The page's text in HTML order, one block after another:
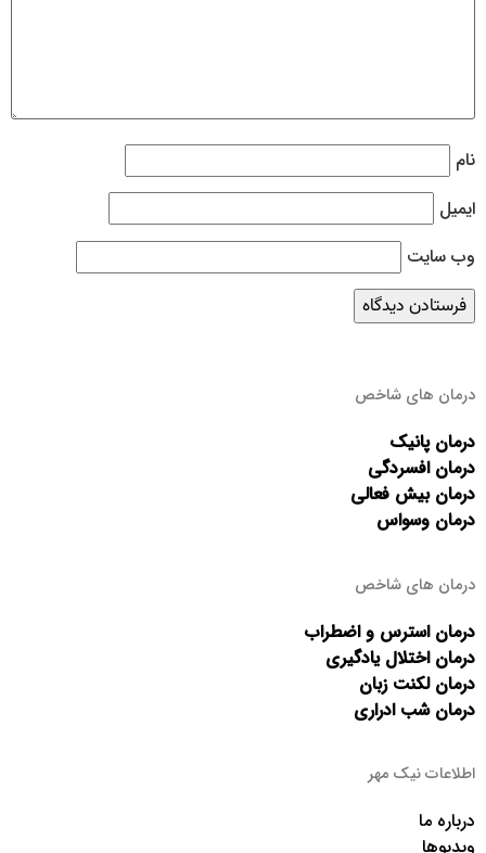
نام
ایمیل
وب‌ سایت
درمان های شاخص
درمان پانیک
درمان افسردگی
درمان بیش فعالی
درمان وسواس
درمان های شاخص
درمان استرس و اضطراب
درمان اختلال یادگیری
درمان لکنت زبان
درمان شب ادراری
اطلاعات نیک مهر
درباره ما
ویدیوها